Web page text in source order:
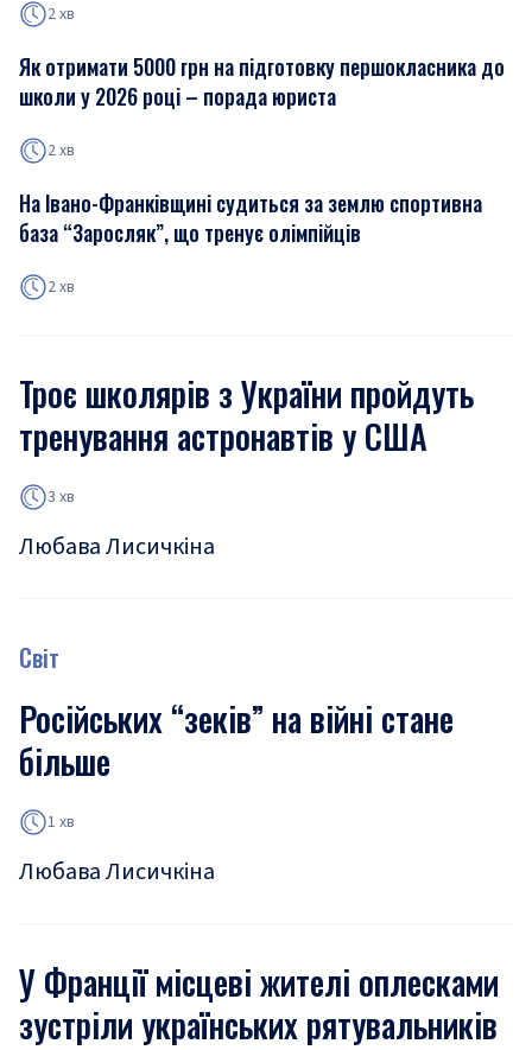
2 хв
Як отримати 5000 грн на підготовку першокласника до
школи у 2026 році – порада юриста
2 хв
На Івано-Франківщині судиться за землю спортивна
база “Заросляк”, що тренує олімпійців
2 хв
Троє школярів з України пройдуть
тренування астронавтів у США
3 хв
Любава Лисичкіна
Світ
Російських “зеків” на війні стане
більше
1 хв
Любава Лисичкіна
У Франції місцеві жителі оплесками
зустріли українських рятувальників